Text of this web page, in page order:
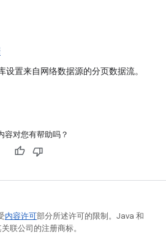
置来自网络数据源的分页数据流。
容对您有帮助吗？
内容许可部分所述许可的限制。Java 和
联公司的注册商标。